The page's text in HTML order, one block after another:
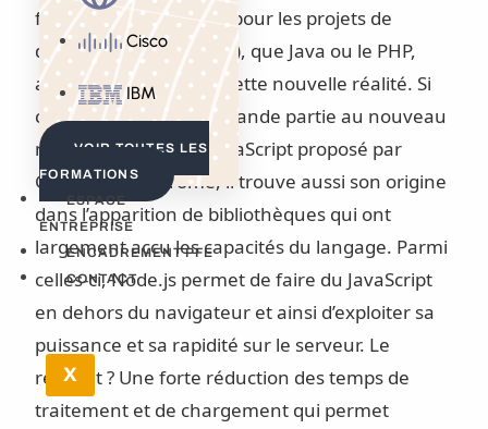
Cisco
IBM
VOIR TOUTES LES
FORMATIONS
ESPACE
ENTREPRISE
ENCADREMENT PFE
CONTACT
X
forme d’hébergement pour les projets de
développement logiciel), que Java ou le PHP,
atteste clairement de cette nouvelle réalité. Si
ce renouveau est en grande partie au nouveau
moteur d’exécution JavaScript proposé par
Google avec Chrome, il trouve aussi son origine
dans l’apparition de bibliothèques qui ont
largement accu les capacités du langage. Parmi
celles-ci, Node.js permet de faire du JavaScript
en dehors du navigateur et ainsi d’exploiter sa
puissance et sa rapidité sur le serveur. Le
résultat ? Une forte réduction des temps de
traitement et de chargement qui permet